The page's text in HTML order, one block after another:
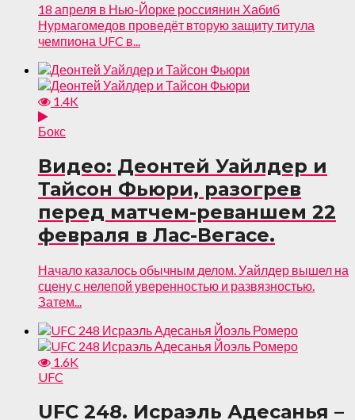
18 апреля в Нью-Йорке россиянин Хабиб
Нурмагомедов проведёт вторую защиту титула
чемпиона UFC в...
1.4K
Бокс
Видео: Деонтей Уайлдер и
Тайсон Фьюри, разогрев
перед матчем-реваншем 22
февраля в Лас-Вегасе.
Начало казалось обычным делом. Уайлдер вышел на
сцену с нелепой уверенностью и развязностью.
Затем...
1.6K
UFC
UFC 248. Исраэль Адесанья –